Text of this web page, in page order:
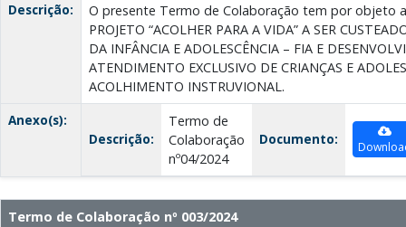
Descrição:
O presente Termo de Colaboração tem por objeto a
PROJETO “ACOLHER PARA A VIDA” A SER
DA INFÂNCIA E ADOLESCÊNCIA – FIA E
ATENDIMENTO EXCLUSIVO DE CRIANÇAS E
ACOLHIMENTO INSTRUVIONAL.
Anexo(s):
Descrição:
Termo de
Colaboração
nº04/2024
Documento:
Termo de Colaboração nº 003/2024